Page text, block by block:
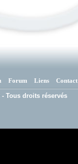
Forum Liens Contact
Tous droits réservés